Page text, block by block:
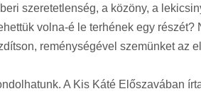
szeretetlenség, a közöny, a
volna-é le terhének egy
reménységével szemünket az
A Kis Káté Előszavában